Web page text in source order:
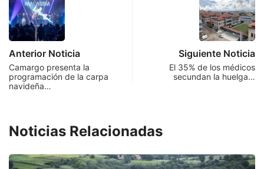
Anterior Noticia
Camargo presenta la
programación de la carpa
navideña…
Siguiente Noticia
El 35% de los médicos
secundan la huelga…
Noticias Relacionadas